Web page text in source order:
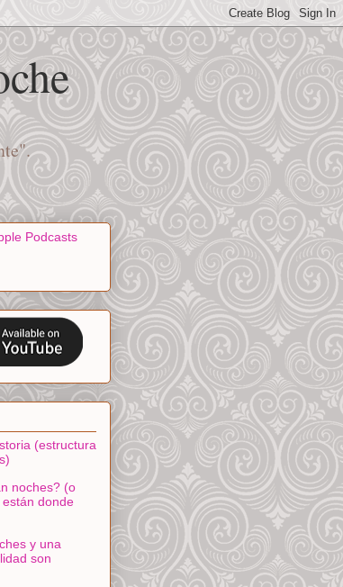
(estructura
noches? (o
donde
y una
son